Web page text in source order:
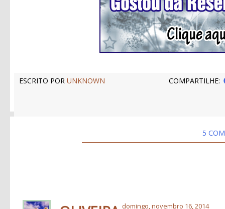
ESCRITO POR UNKNOWN COMPARTILHE:
5
domingo, novembro 16, 2014